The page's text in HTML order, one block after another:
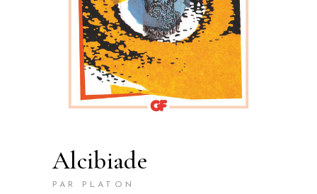
alcibiade
PAR PLATON